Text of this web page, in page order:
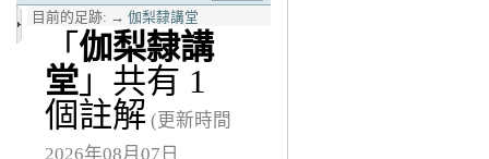
目前的足跡: → 伽梨隸講堂
「 伽梨隸講
堂 」共有 1
個註解 (更新時間
2026年08月07日